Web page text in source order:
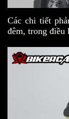
Các chi tiết
đêm, trong điều